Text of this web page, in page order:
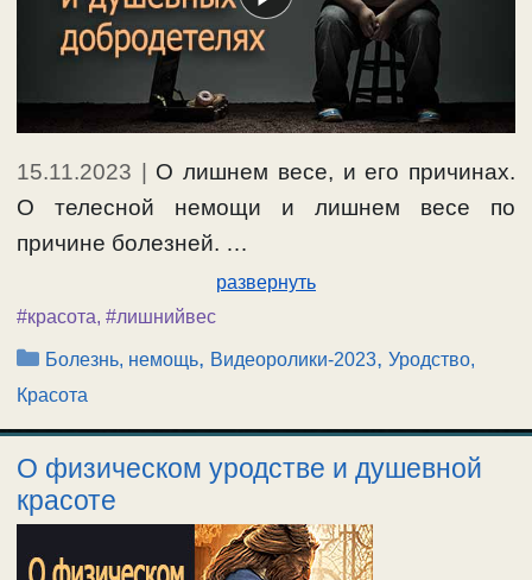
15.11.2023
О лишнем весе, и его причинах.
О телесной немощи и лишнем весе по
причине болезней. …
развернуть
#красота, #лишнийвес
Рубрики
Болезнь, немощь, Видеоролики-2023,Уродство,
Красота
О физическом уродстве и душевной
красоте